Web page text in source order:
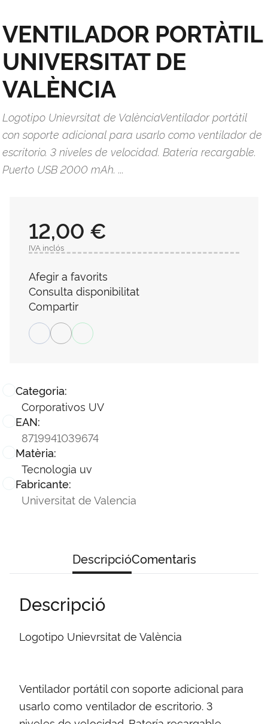
VENTILADOR PORTÀTIL
UNIVERSITAT DE
VALÈNCIA
Logotipo Unievrsitat de ValènciaVentilador portátil
con soporte adicional para usarlo como ventilador de
escritorio. 3 niveles de velocidad. Batería recargable.
Puerto USB 2000 mAh. ...
Categoria:
Corporativos UV
EAN:
8719941039674
Matèria:
Tecnologia uv
Fabricante:
Universitat de Valencia
12,00 €
IVA inclós
Afegir a favorits
Consulta disponibilitat
Compartir
DescripcióComentaris
Descripció
Logotipo Unievrsitat de València
Ventilador portátil con soporte adicional para
usarlo como ventilador de escritorio. 3